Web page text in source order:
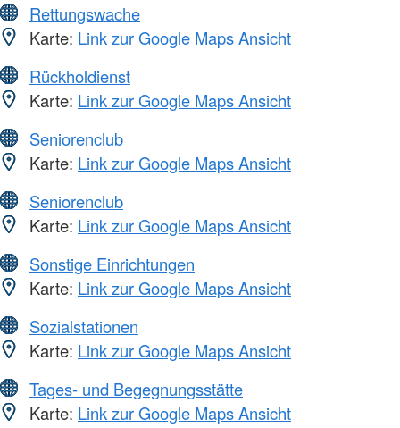
Rettungswache
Karte: Link zur Google Maps Ansicht
Rückholdienst
Karte: Link zur Google Maps Ansicht
Seniorenclub
Karte: Link zur Google Maps Ansicht
Seniorenclub
Karte: Link zur Google Maps Ansicht
Sonstige Einrichtungen
Karte: Link zur Google Maps Ansicht
Sozialstationen
Karte: Link zur Google Maps Ansicht
Tages- und Begegnungsstätte
Karte: Link zur Google Maps Ansicht